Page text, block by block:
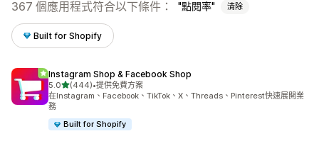
367 個應用程式符合以下條件： 點閱率 清除
Built for Shopify
Instagram Shop & Facebook Shop
5.0滿分 5 顆星
(444)
共有 444 則評價
•提供免費方案
在Instagram、Facebook、TikTok、X、Threads、Pinterest快速展開業
務
Built for Shopify